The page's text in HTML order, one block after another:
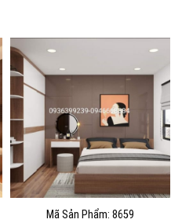
Mã Sản Phẩm: 8659